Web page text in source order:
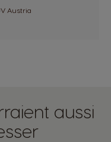
Austria
aussi